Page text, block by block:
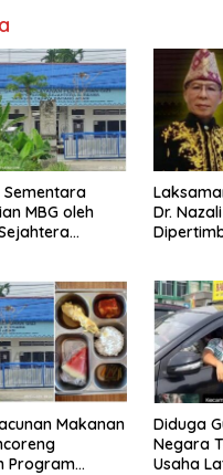
Sementara
MBG oleh
Dr.
Makanan
Program
Diduga
Negara
Usaha